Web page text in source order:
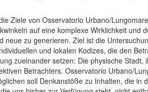
Ziele von Osservatorio Urbano/
auf eine komplexe Wirklichkeit und
neue zu generieren. Ziel ist die
und lokalen Kodizes, die den
zueinander setzen: Die physische Stadt,
Betrachters. Osservatorio Urbano/
soll Denkanstöße zu Inhalten, die in